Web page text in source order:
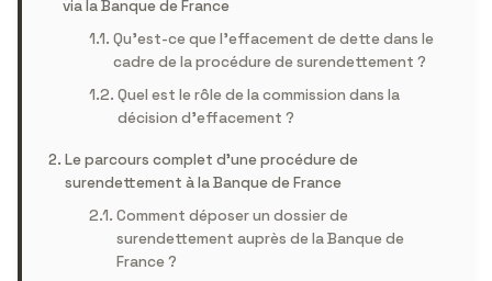
via la Banque de France
Qu’est-ce que l’effacement de dette dans le
cadre de la procédure de surendettement ?
Quel est le rôle de la commission dans la
décision d’effacement ?
Le parcours complet d’une procédure de
surendettement à la Banque de France
Comment déposer un dossier de
surendettement auprès de la Banque de
France ?